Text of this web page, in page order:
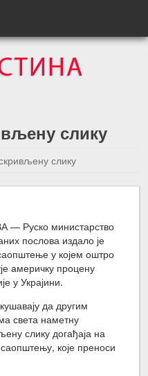
слику
слику
вест
Следећа вест →
— Руско министарство
послова издало је
у којем оштро
америчку процену
у Украјини.
да другим
света наметну
слику догађаја на
саопштењу, које преноси